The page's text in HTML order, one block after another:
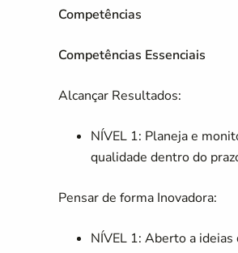
Competências
Competências Essenciais
Alcançar Resultados:
NÍVEL 1: Planeja e
qualidade dentro do
Pensar de forma Inovadora:
NÍVEL 1: Aberto a